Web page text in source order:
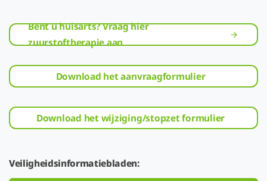
Bent u huisarts? Vraag hier
zuurstoftherapie aan
Download het aanvraagformulier
Download het wijziging/stopzet formulier
Veiligheidsinformatiebladen: